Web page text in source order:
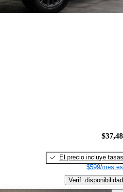
El precio incluye tasas
$599/mes
Verif. disponibilidad